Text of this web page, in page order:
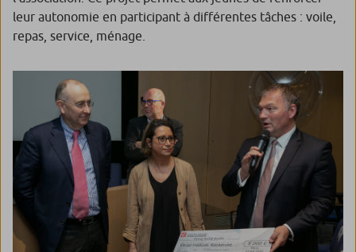
leur autonomie en participant à différentes tâches : voile,
repas, service, ménage.